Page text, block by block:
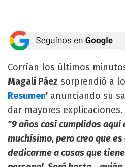
Corrían los últimos
Magalí Páez sorprendió a
Resumen' anunciando su
dar mayores explicaciones.
"9 años casi cumplidos aquí
muchísimo, pero creo que
dedicarme a cosas que